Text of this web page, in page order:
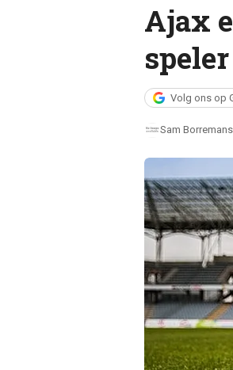
Ajax
Volg ons op
Sam Borremans